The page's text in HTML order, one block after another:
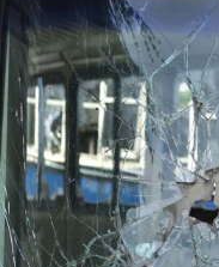
Bilim ve
Çin Fuarları
Gündem
Video